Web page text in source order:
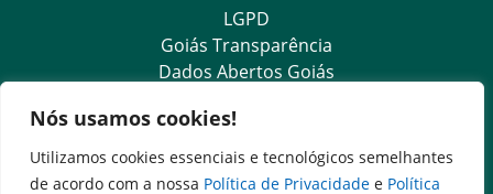
Nós usamos cookies!
Utilizamos cookies essenciais e tecnológicos semelhantes
de acordo com a nossa Política de Privacidade e Política
LGPD
Goiás Transparência
Dados Abertos Goiás
e-SIC – Serviço Eletrônico de Informação ao Cidadão
Ouvidoria Setorial (Expresso)
Ouvidoria Setorial (Presencial)